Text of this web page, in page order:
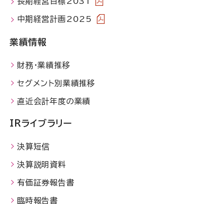
中期経営計画2025
業績情報
財務・業績推移
セグメント別業績推移
直近会計年度の業績
IRライブラリー
決算短信
決算説明資料
有価証券報告書
臨時報告書